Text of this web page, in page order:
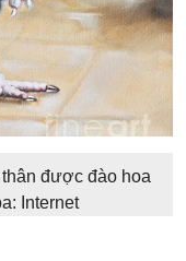
được đào hoa
Internet